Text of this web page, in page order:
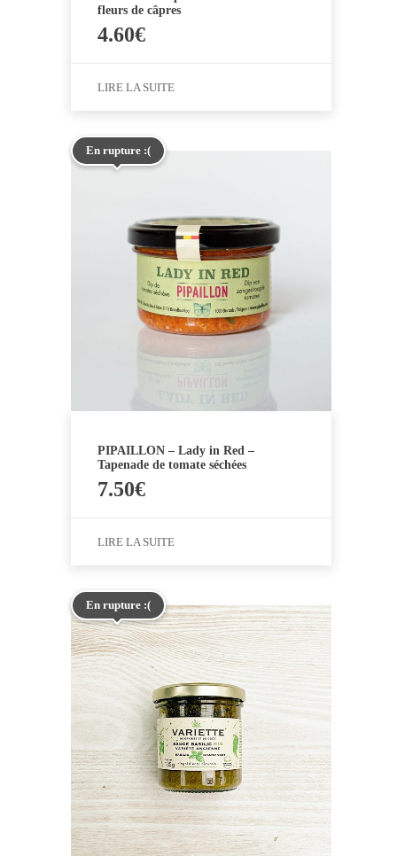
fleurs de câpres
4.60€
LIRE LA SUITE
En rupture :(
PIPAILLON – Lady in Red –
Tapenade de tomate séchées
7.50€
LIRE LA SUITE
En rupture :(